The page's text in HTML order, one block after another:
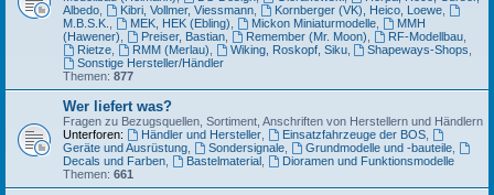
Albedo
Kibri, Vollmer, Viessmann, Kornberger (VK), Heico, Loewe,
M.B.S.K.
MEK, HEK (Ebling) Mickon Miniaturmodelle,
MMH
(Hawener)
Preiser, Bastian, Remember (Mr. Moon) RF-Modellbau,
Rietze, RMM (Merlau) Wiking, Roskopf, Siku, Shapeways-Shops
Sonstige Hersteller/Händler
Themen: 877
Wer liefert was?
Fragen zu Bezugsquellen, Sortiment, Anschriften von Herstellern und Händlern
Unterforen:
Händler und Hersteller, Einsatzfahrzeuge der BOS,
Geräte und Ausrüstung
Sondersignale, Grundmodelle und -bauteile,
Decals und Farben
Bastelmaterial,
Dioramen und Funktionsmodelle
Themen: 661